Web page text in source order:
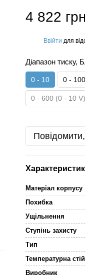
4 822
Ввійти для
Діапазон тиску,
0 - 10 0 - 100
0 - 600 (0 - 10 V)
Матеріал корпусу
Похибка
Ущільнення
Ступінь захисту
Тип
Температурна
Виробник